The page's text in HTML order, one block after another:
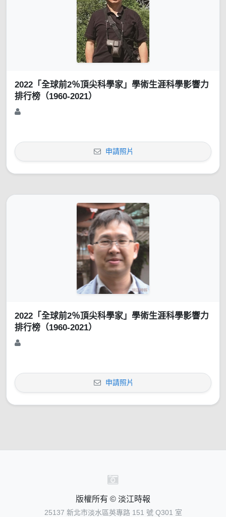
2022「全球前2％頂尖科學家」學術生涯科學影響力
排行榜（1960-2021）
申請照片
2022「全球前2％頂尖科學家」學術生涯科學影響力
排行榜（1960-2021）
申請照片
版權所有 © 淡江時報
25137 新北市淡水區英專路 151 號 Q301 室